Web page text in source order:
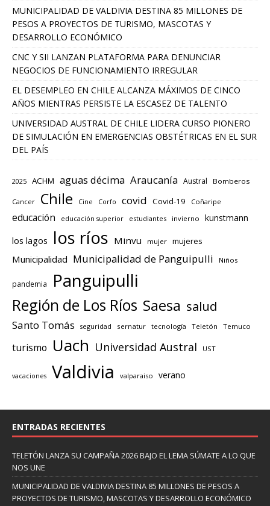
MUNICIPALIDAD DE VALDIVIA DESTINA 85 MILLONES DE
PESOS A PROYECTOS DE TURISMO, MASCOTAS Y
DESARROLLO ECONÓMICO
CNC Y SII LANZAN PLATAFORMA PARA DENUNCIAR
NEGOCIOS DE FUNCIONAMIENTO IRREGULAR
EL DESEMPLEO EN CHILE ALCANZA MÁXIMOS DE CINCO
AÑOS MIENTRAS PERSISTE LA ESCASEZ DE TALENTO
UNIVERSIDAD AUSTRAL DE CHILE LIDERA CURSO PIONERO
DE SIMULACIÓN EN EMERGENCIAS OBSTÉTRICAS EN EL SUR
DEL PAÍS
2025 ACHM aguas décima Araucanía Austral Bomberos
Cancer Chile Cine Corfo covid Covid-19 Coñaripe
educación educación superior estudiantes invierno kunstmann
los lagos los ríos Minvu mujer mujeres
Municipalidad Municipalidad de Panguipulli Niños
pandemia Panguipulli
Región de Los Ríos Saesa salud
Santo Tomás seguridad sernatur tecnología Teletón Temuco
turismo Uach Universidad Austral UST
vacaciones Valdivia valparaiso verano
ENTRADAS RECIENTES
TELETÓN LANZA SU CAMPAÑA 2026 BAJO EL LEMA SÚMATE A LO QUE
NOS UNE
MUNICIPALIDAD DE VALDIVIA DESTINA 85 MILLONES DE PESOS A
PROYECTOS DE TURISMO, MASCOTAS Y DESARROLLO ECONÓMICO